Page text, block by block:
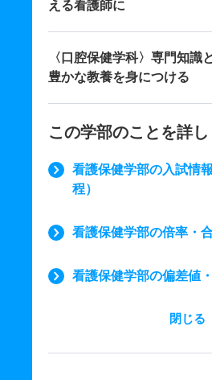
える看護師に
〈口腔保健学科〉専門知識
豊かな教養を身につける
この学部のことを詳
看護保健学部の入試情
程）
看護保健学部の倍率・
看護保健学部の偏差値
閉じる